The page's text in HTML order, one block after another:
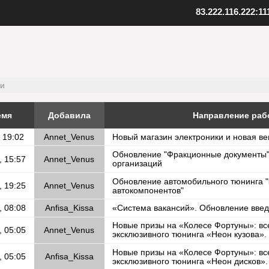
с игрой
открыв файл samp.exe
Установите клиент
Подтвердите добавление,
Шаг 3 Добавьте
Добавила Направление
19:02 Annet_Venus Новый магазин электроники и новая
15:57 Annet_Venus
Обновление "Фракционные
организаций
19:25 Annet_Venus
Обновление автомобильного тюнинга
автокомпонентов"
08:08
Anfisa_Kissa «Система вакансий». Обновление
05:05 Annet_Venus
Новые призы на «Колесе Фортуны»:
эксклюзивного тюнинга «Неон
05:05 Anfisa_Kissa
Новые призы на «Колесе Фортуны»:
эксклюзивного тюнинга «Неон